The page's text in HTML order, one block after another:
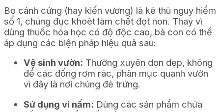
Bọ cánh cứng (hay kiến vương) là kẻ thù nguy hiểm
số 1, chúng đục khoét làm chết đọt non. Thay vì
dùng thuốc hóa học có độ độc cao, bà con có thể
áp dụng các biện pháp hiệu quả sau:
Vệ sinh vườn: Thường xuyên dọn dẹp, không
để các đống rơm rác, phân mục quanh vườn
vì đây là nơi chúng đẻ trứng.
Sử dụng vi nấm: Dùng các sản phẩm chứa